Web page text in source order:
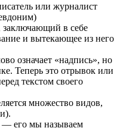
или журналист
заключающий в себе
и вытекающее из него
означает «надпись», но
Теперь это отрывок или
текстом своего
множество видов,
— его мы называем